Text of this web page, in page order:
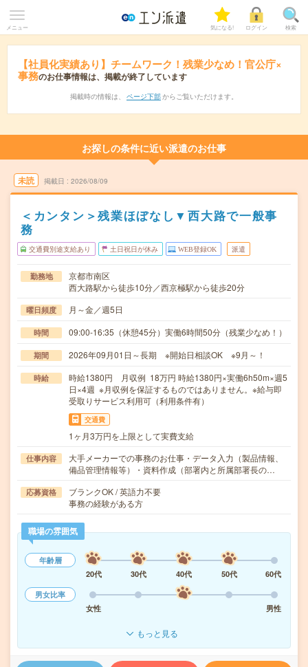
メニュー 気になる! ログイン 検索
【社員化実績あり】チームワーク！残業少なめ！官公庁×
事務のお仕事情報は、掲載が終了しています
掲載時の情報は、 ページ下部 からご覧いただけます。
お探しの条件に近い派遣のお仕事
未読 掲載日 2026/08/09
＜カンタン＞残業ほぼなし▼西大路で一般事
務
交通費別途支給あり 土日祝日が休み WEB登録OK 派遣
勤務地
京都市南区
西大路駅から徒歩10分／西京極駅から徒歩20分
曜日頻度 月～金／週5日
時間 09:00-16:35（休憩45分）実働6時間50分（残業少なめ！）
期間 2026年09月01日～長期 ※開始日相談OK ※9月～！
時給
時給1380円 月収例 18万円 時給1380円×実働6h50m×週5
日×4週 ※月収例を保証するものではありません。※給与即
受取りサービス利用可（利用条件有）
交通費
1ヶ月3万円を上限として実費支給
仕事内容
大手メーカーでの事務のお仕事・データ入力（製品情報、
備品管理情報等）・資料作成（部署内と所属部署長の…
応募資格
ブランクOK / 英語力不要
事務の経験がある方
職場の雰囲気
年齢層
20代
30代 40代 50代
60代
男女比率
女性
男性
もっと見る